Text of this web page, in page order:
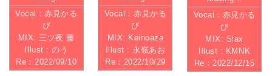
Vocal：赤見かる
び
MIX: 三ツ夜 藤
Illust : のう
Re：2022/09/10
Vocal：赤見かる
び
MIX: Keinoaza
Illust : 永嶺あお
Re：2022/10/29
Vocal：赤見かる
び
MIX: Slax
Illust : KMNK
Re：2022/12/15